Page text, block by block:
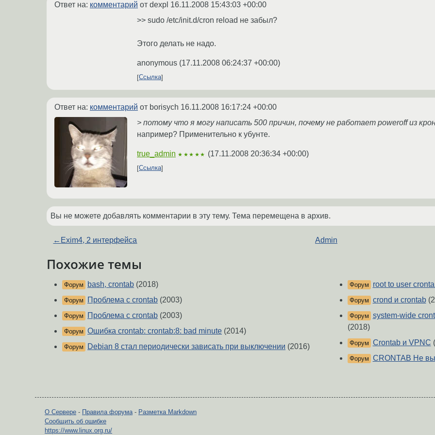
Ответ на: комментарий от dexpl 16.11.2008 15:43:03 +00:00
>> sudo /etc/init.d/cron reload не забыл?
Этого делать не надо.
anonymous (17.11.2008 06:24:37 +00:00)
Ссылка
Ответ на: комментарий от borisych 16.11.2008 16:17:24 +00:00
> потому что я могу написать 500 причин, почему не работает poweroff из
например? Применительно к убунте.
true_admin ★★★★★ (17.11.2008 20:36:34 +00:00)
Ссылка
Вы не можете добавлять комментарии в эту тему. Тема перемещена в архив.
← Exim4, 2 интерфейса Admin
Похожие темы
Форум bash, crontab (2018)
Форум Проблема с crontab (2003)
Форум Проблема с crontab (2003)
Форум Ошибка crontab: crontab:8: bad minute (2014)
Форум Debian 8 стал периодически зависать при выключении (2016)
Форум root to user
Форум crond и crontab
Форум system-wide
(2018)
Форум Crontab и VPNC
Форум CRONTAB Не
О Сервере - Правила форума- Разметка Markdown
Сообщить об ошибке
https://www.linux.org.ru/